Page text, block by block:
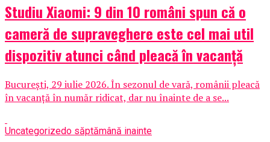
Studiu Xiaomi: 9 din 10 români spun că o
cameră de supraveghere este cel mai util
dispozitiv atunci când pleacă în vacanță
București, 29 iulie 2026. În sezonul de vară, românii pleacă
în vacanță în număr ridicat, dar nu înainte de a se...
Uncategorizedo săptămână inainte